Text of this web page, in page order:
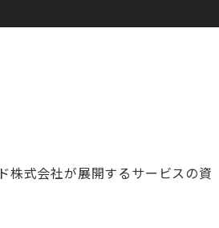
株式会社が展開するサービスの資